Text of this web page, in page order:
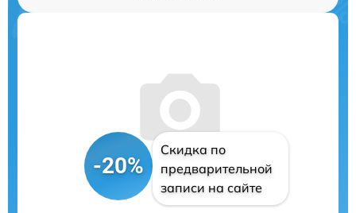
-20%
Скидка по
предварительной
записи на сайте